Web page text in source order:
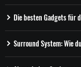
Die besten Gadgets für
Surround System: Wie